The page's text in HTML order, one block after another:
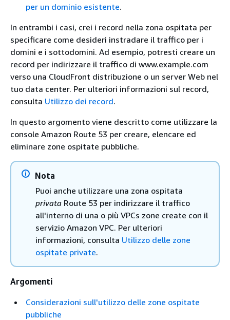
per un dominio esistente.
In entrambi i casi, crei i record nella zona ospitata per
specificare come desideri instradare il traffico per i
domini e i sottodomini. Ad esempio, potresti creare un
record per indirizzare il traffico di www.example.com
verso una CloudFront distribuzione o un server Web nel
tuo data center. Per ulteriori informazioni sul record,
consulta Utilizzo dei record.
In questo argomento viene descritto come utilizzare la
console Amazon Route 53 per creare, elencare ed
eliminare zone ospitate pubbliche.
Nota
Puoi anche utilizzare una zona ospitata
privata Route 53 per indirizzare il traffico
all'interno di una o più VPCs zone create con il
servizio Amazon VPC. Per ulteriori
informazioni, consulta Utilizzo delle zone
ospitate private.
Argomenti
Considerazioni sull'utilizzo delle zone ospitate
pubbliche